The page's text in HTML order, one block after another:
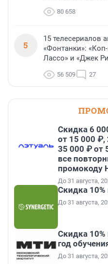
80 658
5
15 телесериалов
«Фонтанки»:
Лассо» и «Джек
56 509 27
Скидка 6
от 15 000 ₽,
35 000 ₽ от
все
промокоду
До 31 августа,
Скидка 10%
До 31 августа,
Скидка
год
До 31 августа,